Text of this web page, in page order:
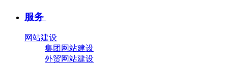
服务
网站建设
集团网站建设
外贸网站建设